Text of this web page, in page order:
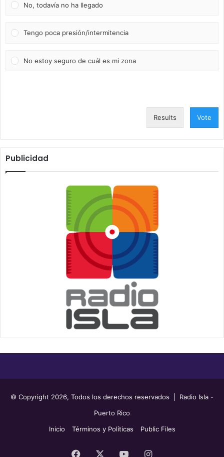
No, todavía no ha llegado
Tengo poca presión/intermitencia
No estoy seguro de cuál es mi zona
Results Vote
Publicidad
© Copyright 2026, Todos los derechos reservados | Radio Isla -
Puerto Rico
Inicio
Términos y Políticas Public Files
Facebook YouTubeInstagram